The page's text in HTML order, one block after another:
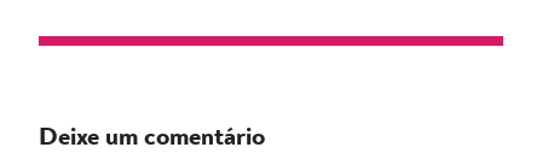
Deixe um comentário